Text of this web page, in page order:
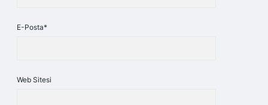
E-Posta*
Web Sitesi